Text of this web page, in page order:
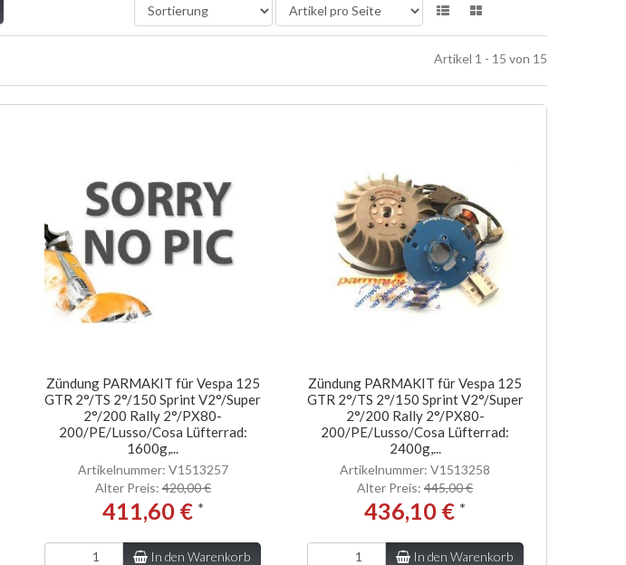
Artikel 1 - 15 von 15
Zündung PARMAKIT für Vespa 125
GTR 2°/TS 2°/150 Sprint V2°/Super
2°/200 Rally 2°/PX80-
200/PE/Lusso/Cosa Lüfterrad:
1600g,...
Artikelnummer: V1513257
Alter Preis: 420,00 €
411,60 € *
In den Warenkorb
Zündung PARMAKIT für Vespa 125
GTR 2°/TS 2°/150 Sprint V2°/Super
2°/200 Rally 2°/PX80-
200/PE/Lusso/Cosa Lüfterrad:
2400g,...
Artikelnummer: V1513258
Alter Preis:445,00 €
436,10 € *
In den Warenkorb